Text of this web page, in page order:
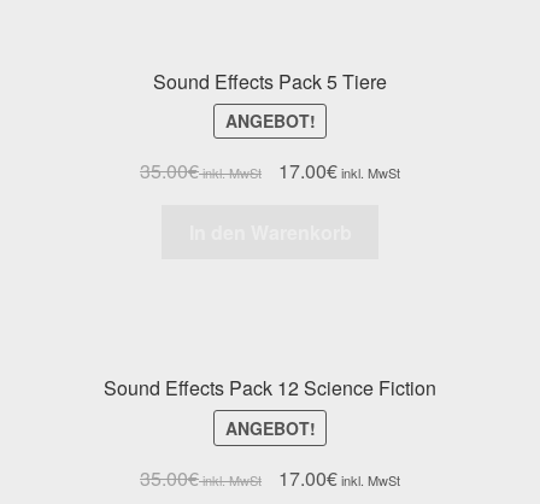
Sound Effects Pack 5 Tiere
ANGEBOT!
35.00€ 17.00€
Sound Effects Pack 12 Science Fiction
ANGEBOT!
35.00€ 17.00€